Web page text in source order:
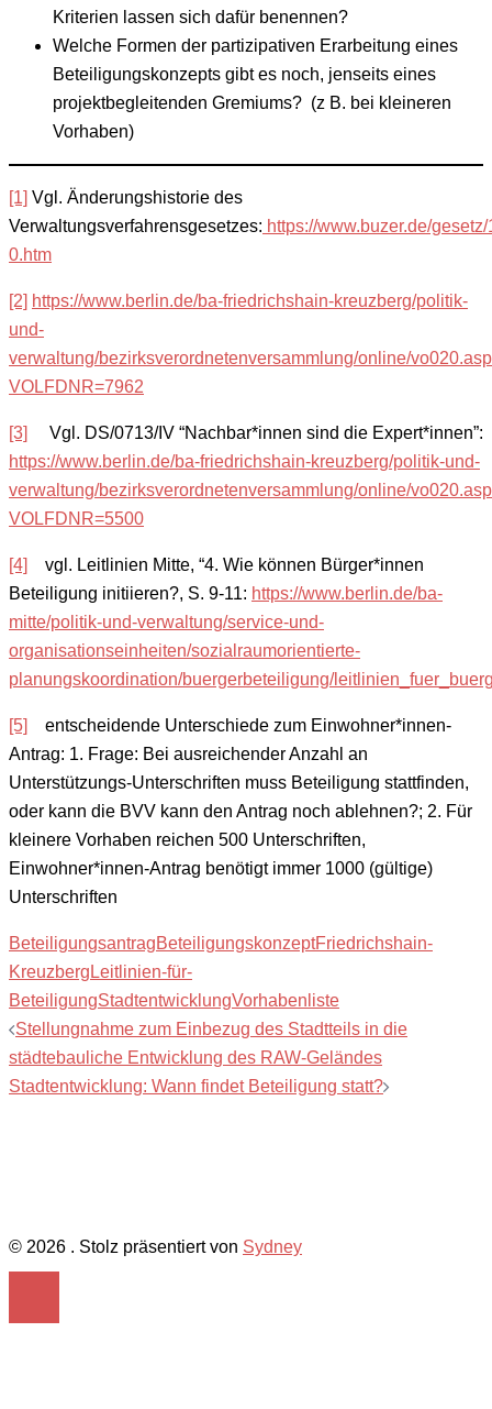
Kriterien lassen sich dafür benennen?
Welche Formen der partizipativen Erarbeitung eines
Beteiligungskonzepts gibt es noch, jenseits eines
projektbegleitenden Gremiums? (z B. bei kleineren
Vorhaben)
[1] Vgl. Änderungshistorie des
Verwaltungsverfahrensgesetzes: https://www.buzer.de/
0.htm
[2] https://www.berlin.de/ba-friedrichshain-kreuzberg/politik-
und-
verwaltung/bezirksverordnetenversammlung/online/
VOLFDNR=7962
[3]
Vgl. DS/0713/IV “Nachbar*innen sind die Expert*innen”:
https://www.berlin.de/ba-friedrichshain-kreuzberg/politik-und-
verwaltung/bezirksverordnetenversammlung/online/
VOLFDNR=5500
[4]
vgl. Leitlinien Mitte, “4. Wie können Bürger*innen
Beteiligung initiieren?, S. 9-11: https://www.berlin.de/ba-
mitte/politik-und-verwaltung/service-und-
organisationseinheiten/sozialraumorientierte-
planungskoordination/buergerbeteiligung/
[5]
entscheidende Unterschiede zum Einwohner*innen-
Antrag: 1. Frage: Bei ausreichender Anzahl an
Unterstützungs-Unterschriften muss Beteiligung stattfinden,
oder kann die BVV kann den Antrag noch ablehnen?; 2. Für
kleinere Vorhaben reichen 500 Unterschriften,
Einwohner*innen-Antrag benötigt immer 1000 (gültige)
Unterschriften
BeteiligungsantragBeteiligungskonzeptFriedrichshain-
Kreuzberg Leitlinien-für-
BeteiligungStadtentwicklungVorhabenliste
Beitragsnavigation
Stellungnahme zum Einbezug des Stadtteils in die
städtebauliche Entwicklung des RAW-Geländes
Stadtentwicklung: Wann findet Beteiligung statt?
© 2026 . Stolz präsentiert von Sydney